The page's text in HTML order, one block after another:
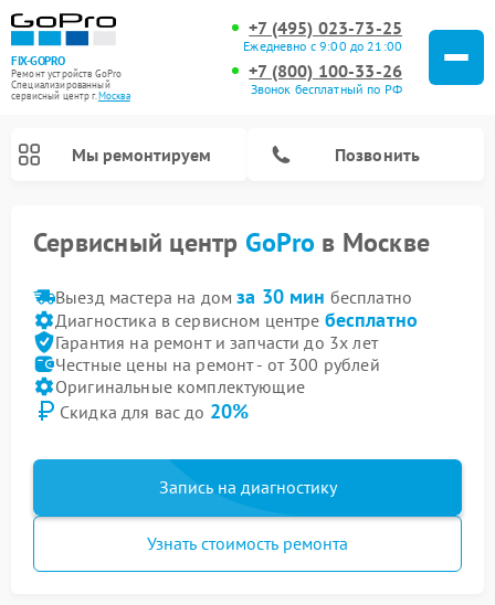
FIX-GOPRO
Ремонт устройств GoPro
Специализированный
cервисный центр г.Москва
+7 (495) 023-73-25
Ежедневно с 9:00 до 21:00
+7 (800) 100-33-26
Звонок бесплатный по РФ
Мы ремонтируем Позвонить
Сервисный центр GoPro в Москве
Выезд мастера на домза 30 мин бесплатно
Диагностика в сервисном центре бесплатно
Гарантия на ремонт и запчасти до 3х лет
Честные цены на ремонт - от 300 рублей
Оригинальные комплектующие
Скидка для вас до 20%
Запись на диагностику
Узнать стоимость ремонта